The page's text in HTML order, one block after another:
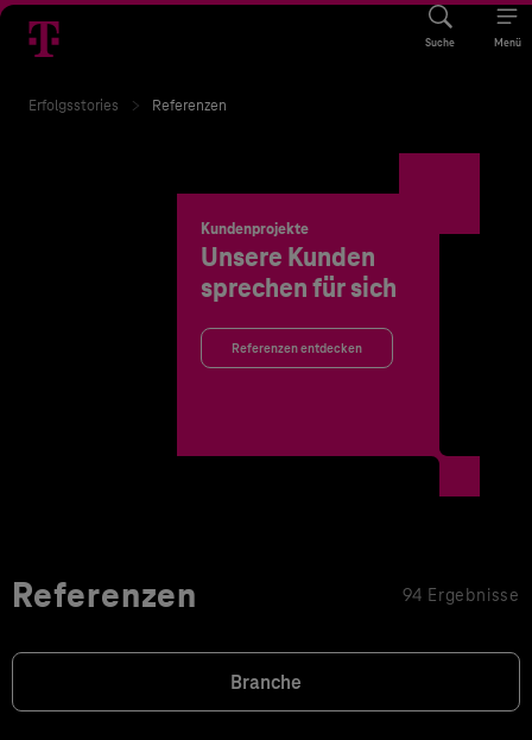
Suche Menü
Erfolgsstories Referenzen
Kundenprojekte
Unsere Kunden
sprechen für sich
Referenzen entdecken
Referenzen 94 Ergebnisse
Branche